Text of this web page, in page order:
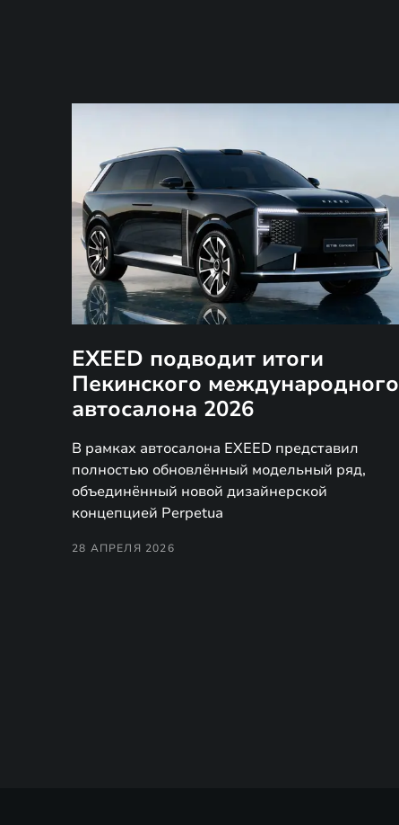
EXEED подводит итоги
Пекинского международного
автосалона 2026
В рамках автосалона EXEED представил
полностью обновлённый модельный ряд,
объединённый новой дизайнерской
концепцией Perpetua
28 АПРЕЛЯ 2026